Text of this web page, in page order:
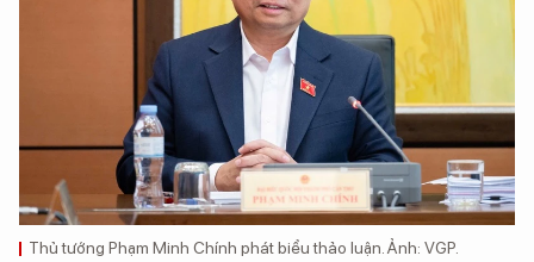
Thủ tướng Phạm Minh Chính phát biểu thảo luận. Ảnh: VGP.